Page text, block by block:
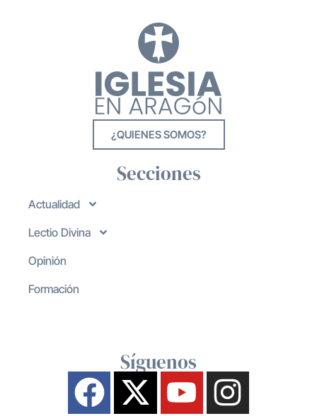
¿QUIENES SOMOS?
Secciones
Actualidad
Lectio Divina
Opinión
Formación
Síguenos